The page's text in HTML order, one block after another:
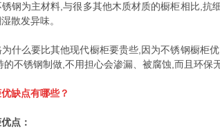
钢为主材料,与很多其他木质材质的橱柜相比,
散发异味。
什么要比其他现代橱柜要贵些,因为不锈钢橱柜
不锈钢制做,不用担心会渗漏、被腐蚀,而且环保无
缺点有哪些？
点：